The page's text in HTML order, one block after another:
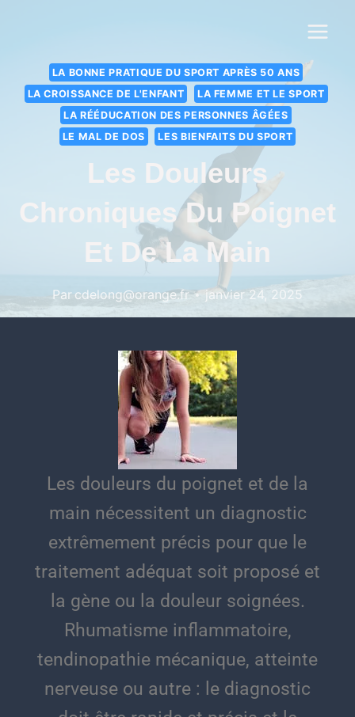
LA BONNE PRATIQUE DU SPORT APRÈS 50 ANS
LA CROISSANCE DE L'ENFANT
LA FEMME ET LE SPORT
LA RÉÉDUCATION DES PERSONNES ÂGÉES
LE MAL DE DOS
LES BIENFAITS DU SPORT
Les Douleurs
Chroniques Du Poignet
Et De La Main
Par cdelong@orange.fr janvier 24, 2025
Les douleurs du poignet et de la
main nécessitent un diagnostic
extrêmement précis pour que le
traitement adéquat soit proposé et
la gène ou la douleur soignées.
Rhumatisme inflammatoire,
tendinopathie mécanique, atteinte
nerveuse ou autre : le diagnostic